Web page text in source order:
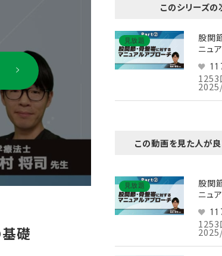
帯の基礎
このシリーズ
見放題
股関
ニュ
整形
1253
この動画を見た人が
見放題
股関
ニュ
整形
1253